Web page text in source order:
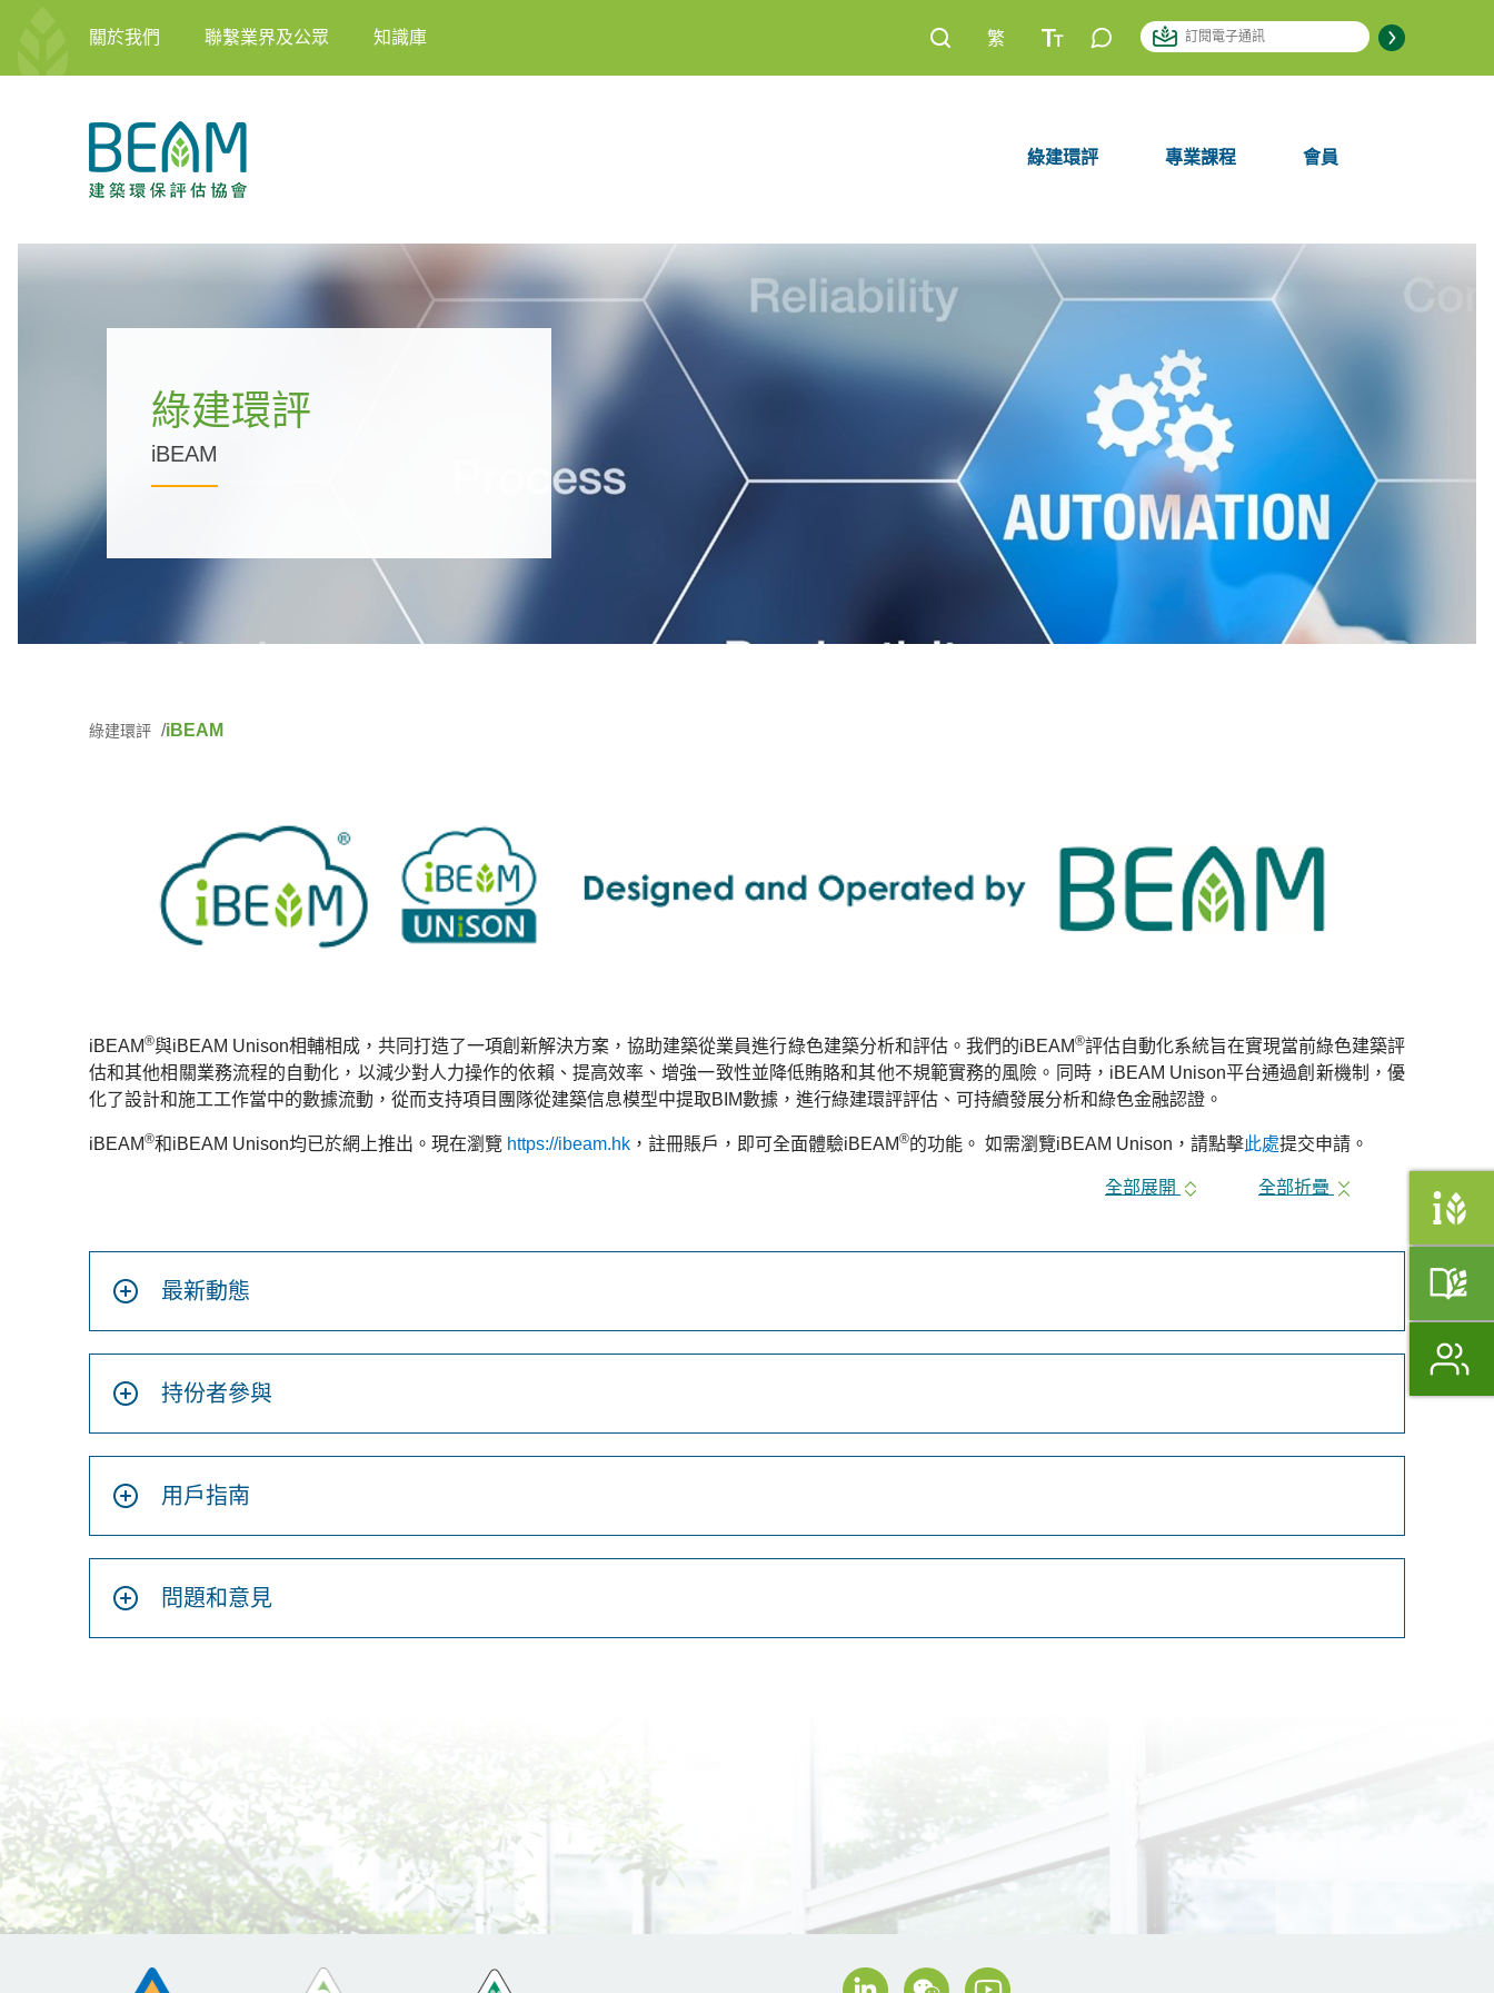
關於我們 聯繫業界及公眾 知識庫 繁
綠建環評 專業課程 會員
綠建環評
iBEAM
綠建環評 iBEAM
iBEAM®與iBEAM Unison相輔相成，共同打造了一項創新解決方案，協助建築從業員進行綠色建築分析和評估。我們的iBEAM®評估自動化系統旨在實現當前綠色建築評
估和其他相關業務流程的自動化，以減少對人力操作的依賴、提高效率、增強一致性並降低賄賂和其他不規範實務的風險。同時，iBEAM Unison平台通過創新機制，優
化了設計和施工工作當中的數據流動，從而支持項目團隊從建築信息模型中提取BIM數據，進行綠建環評評估、可持續發展分析和綠色金融認證。
iBEAM®和iBEAM Unison均已於網上推出。現在瀏覽 https://ibeam.hk ， 註冊賬戶 ， 即可全面體驗iBEAM®的功能。 如需瀏覽iBEAM Unison，請點擊此處提交申請。
全部展開 全部折疊
最新動態
持份者參與
用戶指南
問題和意見